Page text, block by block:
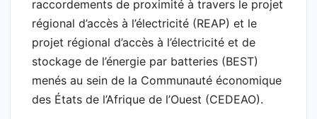
raccordements de proximité à travers le projet
régional d’accès à l’électricité (REAP) et le
projet régional d’accès à l’électricité et de
stockage de l’énergie par batteries (BEST)
menés au sein de la Communauté économique
des États de l’Afrique de l’Ouest (CEDEAO).